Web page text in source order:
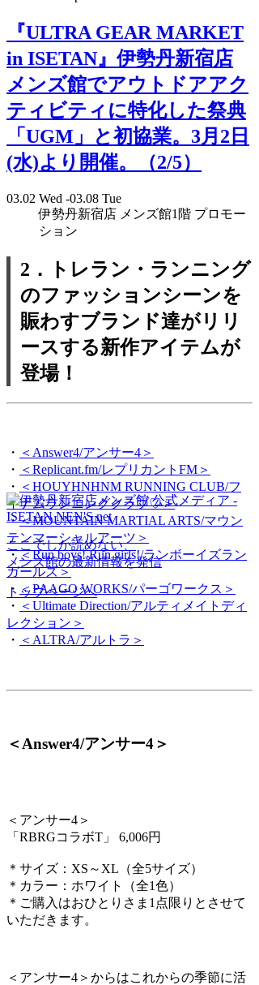
『ULTRA GEAR MARKET
in ISETAN』伊勢丹新宿店
メンズ館でアウトドアアク
ティビティに特化した祭典
「UGM」と初協業。3月2日
(水)より開催。（2/5）
03.02 Wed -03.08 Tue
伊勢丹新宿店 メンズ館1階 プロモー
ション
2．トレラン・ランニング
のファッションシーンを
賑わすブランド達がリリ
ースする新作アイテムが
登場！
・ ＜Answer4/アンサー4＞
・ ＜Replicant.fm/レプリカントFM＞
・ ＜HOUYHNHNM RUNNING CLUB/フ
イナムランニングクラブ♡＞
・＜MOUNTAIN MARTIAL ARTS/マウン
テンマーシャルアーツ＞
・＜Run boys! Run girls!/ランボーイズラン
ガールズ＞
・ ＜PAAGO WORKS/パーゴワークス＞
・ ＜Ultimate Direction/アルティメイトディ
レクション＞
・ ＜ALTRA/アルトラ＞
＜Answer4/アンサー4＞
＜アンサー4＞
「RBRGコラボT」 6,006円
＊サイズ：XS～XL（全5サイズ）
＊カラー：ホワイト（全1色）
＊ご購入はおひとりさま1点限りとさせて
いただきます。
＜アンサー4＞からはこれからの季節に活
ここでしか読めない、
メンズ館の最新情報を発信
トップページへ